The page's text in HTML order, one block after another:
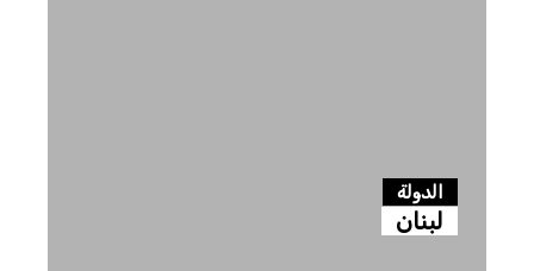
الدولة
لبنان